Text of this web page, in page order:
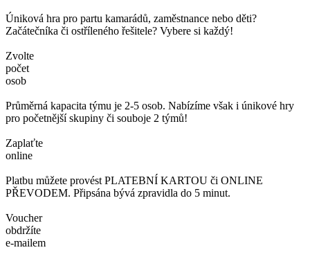
Úniková hra pro partu kamarádů, zaměstnance nebo děti?
Začátečníka či ostříleného řešitele? Vybere si každý!
Zvolte
počet
osob
Průměrná kapacita týmu je 2-5 osob. Nabízíme však i únikové hry
pro početnější skupiny či souboje 2 týmů!
Zaplaťte
online
Platbu můžete provést PLATEBNÍ KARTOU či ONLINE
PŘEVODEM. Připsána bývá zpravidla do 5 minut.
Voucher
obdržíte
e-mailem